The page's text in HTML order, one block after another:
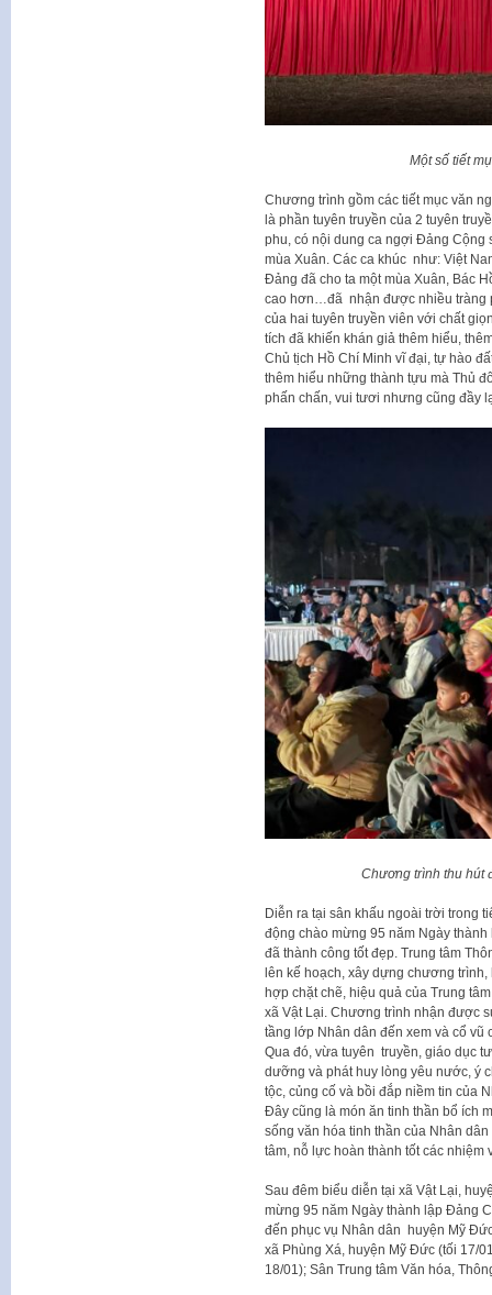
Một số tiết
Chương trình gồm các tiết mục văn
là phần tuyên truyền của 2 tuyên
phu, có nội dung ca ngợi Đảng Cộng
mùa Xuân. Các ca khúc như: Việt
Đảng đã cho ta một mùa Xuân, Bác
cao hơn…đã nhận được nhiều tràng
của hai tuyên truyền viên với chất
tích đã khiến khán giả thêm hiểu,
Chủ tịch Hồ Chí Minh vĩ đại, tự hào
thêm hiểu những thành tựu mà Thủ
phấn chấn, vui tươi nhưng cũng đầy
Chương trình thu hút
Diễn ra tại sân khấu ngoài trời trong
động chào mừng 95 năm Ngày
đã thành công tốt đẹp. Trung tâm
lên kế hoạch, xây dựng chương
hợp chặt chẽ, hiệu quả của Trung
xã Vật Lại. Chương trình nhận được
tầng lớp Nhân dân đến xem và cổ
Qua đó, vừa tuyên truyền, giáo dục
dưỡng và phát huy lòng yêu nước, ý
tộc, củng cố và bồi đắp niềm tin của
Đây cũng là món ăn tinh thần bổ ích
sống văn hóa tinh thần của Nhân
tâm, nỗ lực hoàn thành tốt các
Sau đêm biểu diễn tại xã Vật Lại,
mừng 95 năm Ngày thành lập Đảng
đến phục vụ Nhân dân huyện Mỹ
xã Phùng Xá, huyện Mỹ Đức (tối 17/
18/01); Sân Trung tâm Văn hóa,